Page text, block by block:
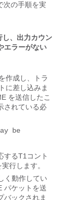
次の手順を実
、出力カウン
エラーがない
作成し、トラ
に差し込みま
を送信したこ
されている必
be
するT1コント
行します。
く動作してい
パケットを送
バックされま